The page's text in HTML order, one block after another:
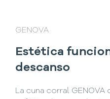
GENOVA
Estética
descanso
La cuna corral GENOVA